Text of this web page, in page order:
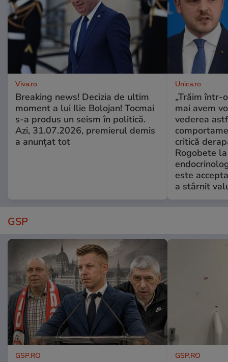
Viva.ro
Breaking news! Decizia de ultim
moment a lui Ilie Bolojan! Tocmai
s-a produs un seism în politică.
Azi, 31.07.2026, premierul demis
a anunțat tot
Unica.ro
„Trăim într-
mai avem
vederea
critică
Rogobete
este
a stârnit
GSP
GSP.RO GSP.RO